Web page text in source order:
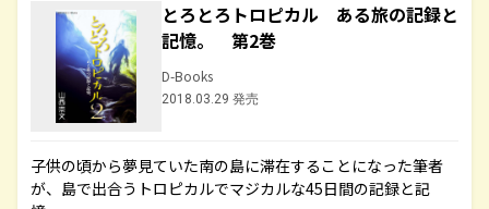
とろとろトロピカル ある旅の記録と
記憶。 第2巻
D-Books
2018.03.29 発売
子供の頃から夢見ていた南の島に滞在することになった筆者
が、島で出合うトロピカルでマジカルな45日間の記録と記